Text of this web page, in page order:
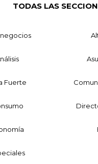
TODAS LAS
Fuerte